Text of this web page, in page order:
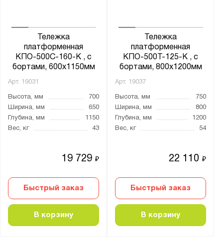
Тележка
платформенная
КПО-500С-160-К , с
бортами, 600х1150мм
Арт. 19031
Высота, мм
700
Ширина, мм
650
Глубина, мм
1150
Вес, кг
43
19 729₽
Быстрый заказ
В корзину
Тележка
платформенная
КПО-500Т-125-К , с
бортами, 800х1200мм
Арт. 19037
Высота, мм
750
Ширина, мм
800
Глубина, мм
1200
Вес, кг
54
22 110₽
Быстрый заказ
В корзину